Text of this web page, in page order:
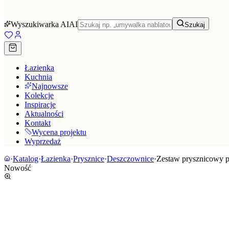
Wyszukiwarka AIAI Szukaj
Łazienka
Kuchnia
Najnowsze
Kolekcje
Inspiracje
Aktualności
Kontakt
Wycena projektu
Wyprzedaż
·Katalog·Łazienka·Prysznice·Deszczownice·Zestaw prysznicowy
Nowość